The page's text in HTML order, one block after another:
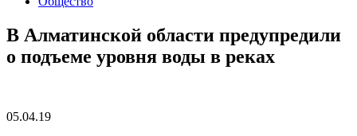
В Алматинской области предупредили
о подъеме уровня воды в реках
05.04.19